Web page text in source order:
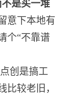
是买一堆
意下本地有
个“不靠谱
创是搞工
比较老旧，